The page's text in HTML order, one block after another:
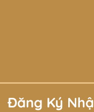
Đăng Ký